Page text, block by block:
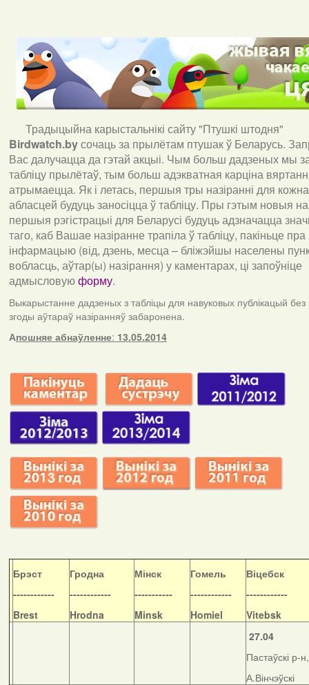
Традыцыйна карыстальнікі сайту "Птушкі штодня"
Birdwatch.byсочаць за прылётам птушак ў Беларусь.
Вас далучацца да гэтай акцыі. Чым больш дадзеных мы
табліцу прылётаў, тым больш адэкватная карціна
атрымаецца. Як і летась, першыя тры назіранні для
абласцей будуць заносіцца ў табліцу. Пры гэтым новыя
першыя рэгістрацыі для Беларусі будуць адзначацца
таго, каб Вашае назіранне трапіла ў табліцу, пакіньце пра
інфармацыю (від, дзень, месца – бліжэйшы населены
вобласць, аўтар(ы) назірання) у каментарах, ці запоўніце
адмысловуюформу.
Выкарыстанне дадзеных з табліцы для навуковых публікацый без
згоды аўтараў назіранняў забаронена.
Апошняе абнаўленне: 13.05.2014
Брэст
------------
Brest
Гродна
------------
Hrodna
Мінск
-----------
Minsk
Гомель
------------
Homiel
Віцебск
------------
Vitebsk
27.04
Пастаўскі р-н,
А.Вінчэўскі